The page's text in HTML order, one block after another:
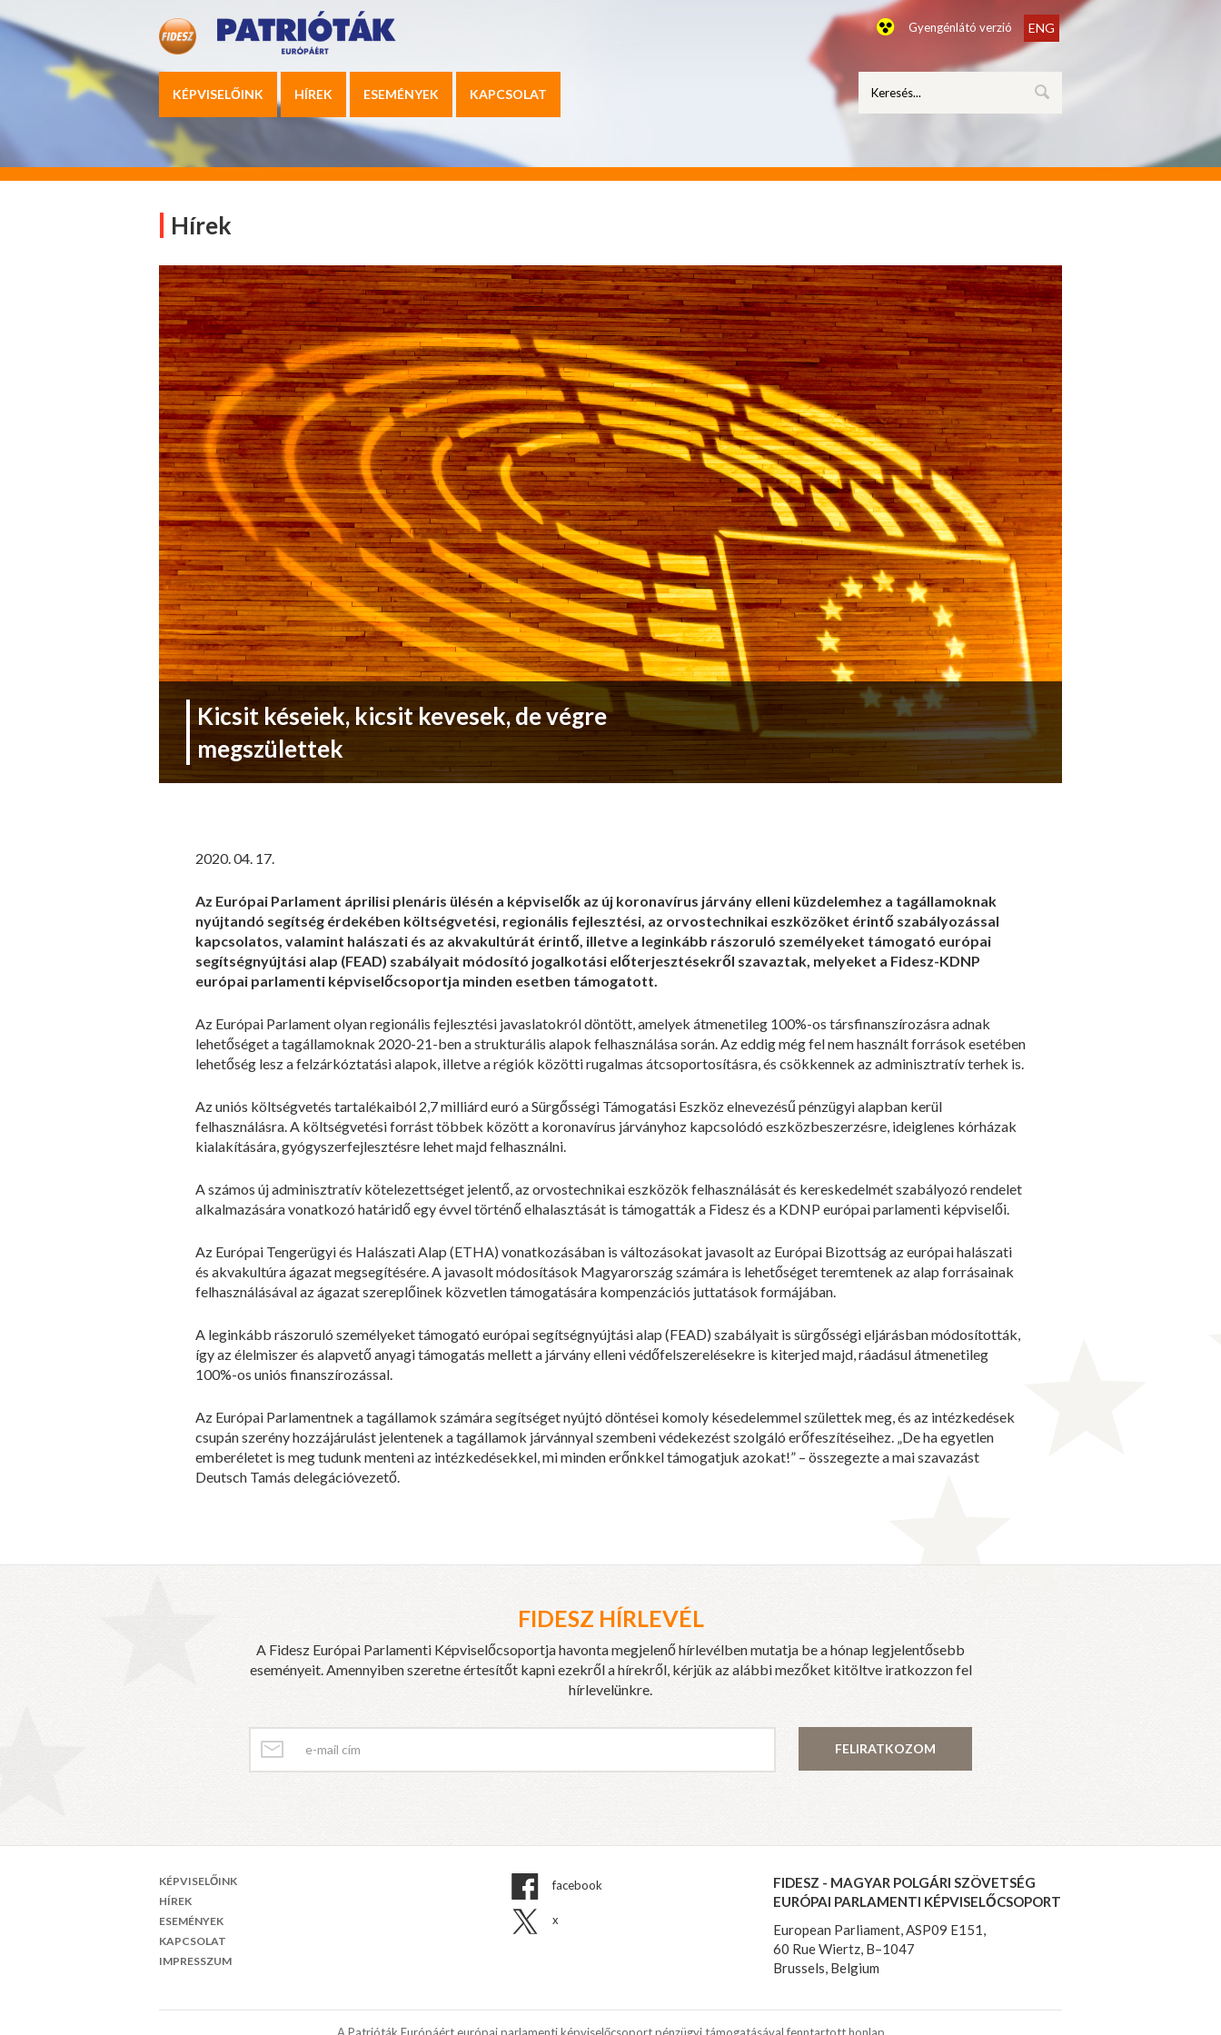
Gyengénlátó verzió ENG
KÉPVISELŐINK HÍREK ESEMÉNYEK KAPCSOLAT
Hírek
Kicsit késeiek, kicsit kevesek, de végre
megszülettek
2020. 04. 17.
Az Európai Parlament áprilisi plenáris ülésén a képviselők az új koronavírus járvány elleni küzdelemhez a tagállamoknak
nyújtandó segítség érdekében költségvetési, regionális fejlesztési, az orvostechnikai eszközöket érintő szabályozással
kapcsolatos, valamint halászati és az akvakultúrát érintő, illetve a leginkább rászoruló személyeket támogató európai
segítségnyújtási alap (FEAD) szabályait módosító jogalkotási előterjesztésekről szavaztak, melyeket a Fidesz-KDNP
európai parlamenti képviselőcsoportja minden esetben támogatott.
Az Európai Parlament olyan regionális fejlesztési javaslatokról döntött, amelyek átmenetileg 100%-os társfinanszírozásra adnak
lehetőséget a tagállamoknak 2020-21-ben a strukturális alapok felhasználása során. Az eddig még fel nem használt források esetében
lehetőség lesz a felzárkóztatási alapok, illetve a régiók közötti rugalmas átcsoportosításra, és csökkennek az adminisztratív terhek is.
Az uniós költségvetés tartalékaiból 2,7 milliárd euró a Sürgősségi Támogatási Eszköz elnevezésű pénzügyi alapban kerül
felhasználásra. A költségvetési forrást többek között a koronavírus járványhoz kapcsolódó eszközbeszerzésre, ideiglenes kórházak
kialakítására, gyógyszerfejlesztésre lehet majd felhasználni.
A számos új adminisztratív kötelezettséget jelentő, az orvostechnikai eszközök felhasználását és kereskedelmét szabályozó rendelet
alkalmazására vonatkozó határidő egy évvel történő elhalasztását is támogatták a Fidesz és a KDNP európai parlamenti képviselői.
Az Európai Tengerügyi és Halászati Alap (ETHA) vonatkozásában is változásokat javasolt az Európai Bizottság az európai halászati
és akvakultúra ágazat megsegítésére. A javasolt módosítások Magyarország számára is lehetőséget teremtenek az alap forrásainak
felhasználásával az ágazat szereplőinek közvetlen támogatására kompenzációs juttatások formájában.
A leginkább rászoruló személyeket támogató európai segítségnyújtási alap (FEAD) szabályait is sürgősségi eljárásban módosították,
így az élelmiszer és alapvető anyagi támogatás mellett a járvány elleni védőfelszerelésekre is kiterjed majd, ráadásul átmenetileg
100%-os uniós finanszírozással.
Az Európai Parlamentnek a tagállamok számára segítséget nyújtó döntései komoly késedelemmel születtek meg, és az intézkedések
csupán szerény hozzájárulást jelentenek a tagállamok járvánnyal szembeni védekezést szolgáló erőfeszítéseihez. „De ha egyetlen
emberéletet is meg tudunk menteni az intézkedésekkel, mi minden erőnkkel támogatjuk azokat!” – összegezte a mai szavazást
Deutsch Tamás delegációvezető.
FIDESZ HÍRLEVÉL
A Fidesz Európai Parlamenti Képviselőcsoportja havonta megjelenő hírlevélben mutatja be a hónap legjelentősebb
eseményeit. Amennyiben szeretne értesítőt kapni ezekről a hírekről, kérjük az alábbi mezőket kitöltve iratkozzon fel
hírlevelünkre.
FELIRATKOZOM
KÉPVISELŐINK
HÍREK
ESEMÉNYEK
KAPCSOLAT
IMPRESSZUM
facebook
x
FIDESZ - MAGYAR POLGÁRI SZÖVETSÉG
EURÓPAI PARLAMENTI KÉPVISELŐCSOPORT
European Parliament, ASP09 E151,
60 Rue Wiertz, B–1047
Brussels, Belgium